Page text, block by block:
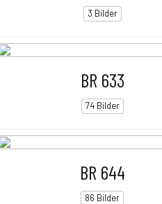
3 Bilder
BR 633
74 Bilder
BR 644
86 Bilder